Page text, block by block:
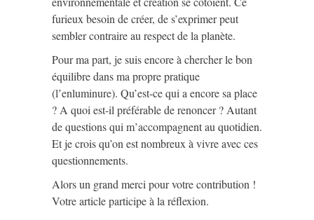
furieux besoin de créer, de s’exprimer peut
sembler contraire au respect de la planète.
Pour ma part, je suis encore à chercher le bon
équilibre dans ma propre pratique
(l’enluminure). Qu’est-ce qui a encore sa place
? A quoi est-il préférable de renoncer ? Autant
de questions qui m’accompagnent au quotidien.
Et je crois qu’on est nombreux à vivre avec ces
questionnements.
Alors un grand merci pour votre contribution !
Votre article participe à la réflexion.